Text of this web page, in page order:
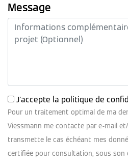
Message
J'accepte la politique de
Pour un traitement optimal de ma
Viessmann me contacte par e-mail
transmette le cas échéant mes
certifiée pour consultation, sous son